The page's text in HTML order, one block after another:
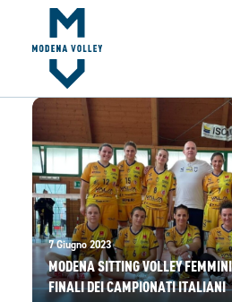
IL CLUB
NEWS
TICKETING
SUMMER CAMP
MV PARTNERS
PALAPANINI
GIOVANILI
ACADEMY
STORE
7 Giugno 2023
MODENA SITTING VOLLEY
FINALI DEI CAMPIONATI ITALIANI